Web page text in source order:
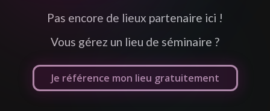
Pas encore de lieux partenaire ici !
Vous gérez un lieu de séminaire ?
Je référence mon lieu gratuitement